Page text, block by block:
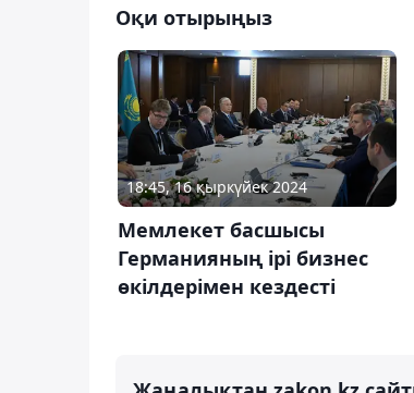
Оқи отырыңыз
18:45, 16 қыркүйек 2024
Мемлекет басшысы
Германияның ірі бизнес
өкілдерімен кездесті